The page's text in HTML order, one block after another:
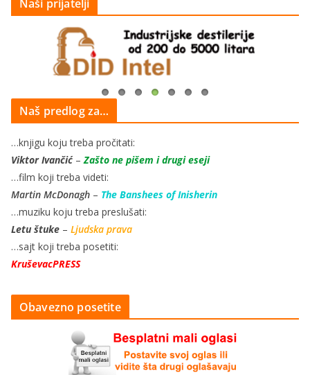
Naši prijatelji
Naš predlog za…
…knjigu koju treba pročitati:
Viktor Ivančić–Zašto ne pišem i drugi eseji
…film koji treba videti:
Martin McDonagh – The Banshees of Inisherin
…muziku koju treba preslušati:
Letu štuke – Ljudska prava
…sajt koji treba posetiti:
KruševacPRESS
Obavezno posetite